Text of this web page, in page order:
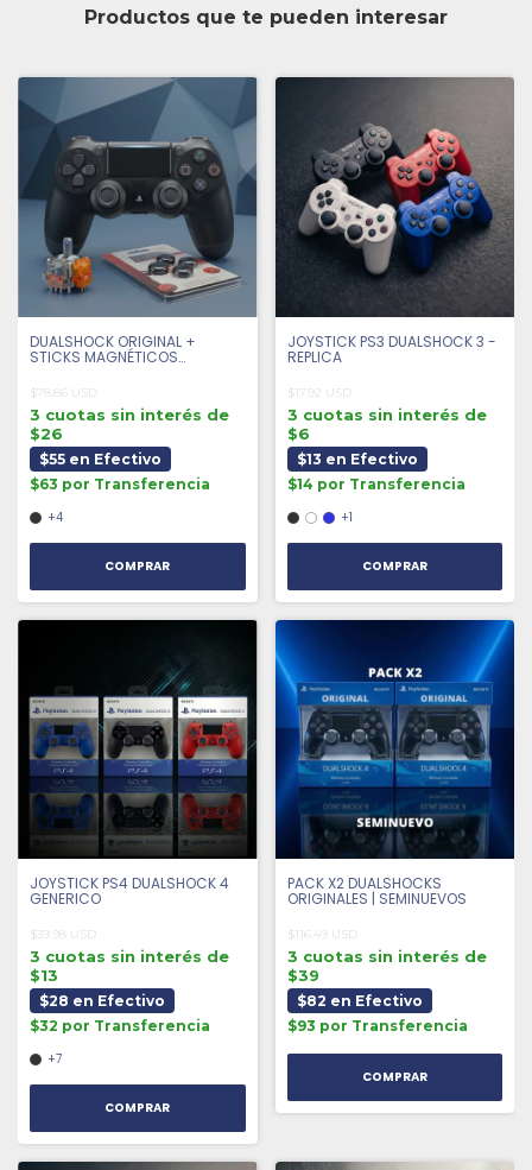
Productos que te pueden interesar
DUALSHOCK ORIGINAL +
STICKS MAGNÉTICOS
SEMINUEVO
$78.86 USD
3 cuotas sin interés de
$26
$55 en Efectivo
$63 por Transferencia
+4
COMPRAR
JOYSTICK PS3 DUALSHOCK 3 -
REPLICA
$17.92 USD
3 cuotas sin interés de
$6
$13 en Efectivo
$14 por Transferencia
+1
COMPRAR
JOYSTICK PS4 DUALSHOCK 4
GENERICO
$39.98 USD
3 cuotas sin interés de
$13
$28 en Efectivo
$32 por Transferencia
+7
COMPRAR
PACK X2 DUALSHOCKS
ORIGINALES | SEMINUEVOS
$116.49 USD
3 cuotas sin interés de
$39
$82 en Efectivo
$93 por Transferencia